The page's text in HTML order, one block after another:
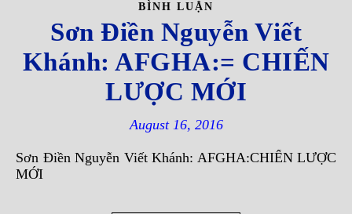
BÌNH LUẬN
Sơn Điền Nguyễn Viết
Khánh: AFGHA:= CHIẾN
LƯỢC MỚI
August 16, 2016
Sơn Điền Nguyễn Viết Khánh: AFGHA:CHIẾN LƯỢC
MỚI